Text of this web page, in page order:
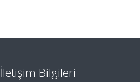
İletişim Bilgileri